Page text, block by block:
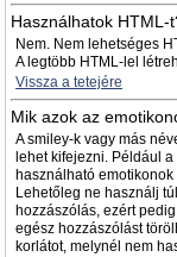
Használhatok HTML-
Nem. Nem lehetséges
A legtöbb HTML-lel
Vissza a tetejére
Mik azok az
A smiley-k vagy más
lehet kifejezni. Például
használható
Lehetőleg ne használj
hozzászólás, ezért
egész hozzászólást
korlátot, melynél nem